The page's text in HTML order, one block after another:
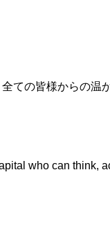
ての皆様からの温
who can think,